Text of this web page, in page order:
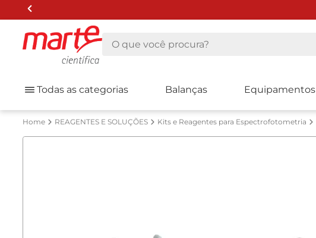
O que você procura?
Todas as categorias Balanças Equipamentos
REAGENTES E SOLUÇÕES Kits e Reagentes para Espectrofotometria